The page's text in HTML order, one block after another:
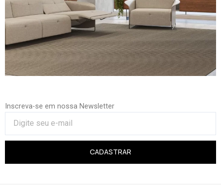
Inscreva-se em nossa Newsletter
CADASTRAR